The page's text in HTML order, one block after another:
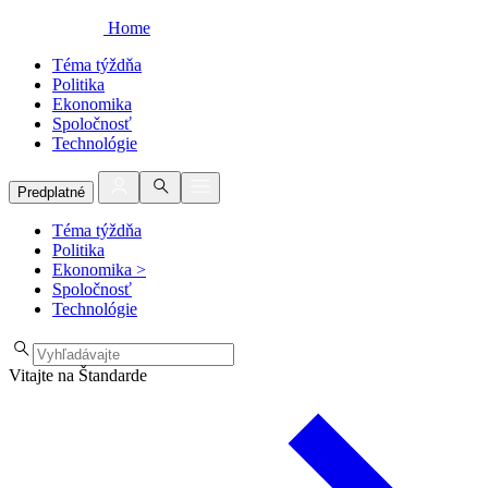
Home
Téma týždňa
Politika
Ekonomika
Spoločnosť
Technológie
Predplatné
Téma týždňa
Politika
Ekonomika >
Spoločnosť
Technológie
Vitajte na Štandarde